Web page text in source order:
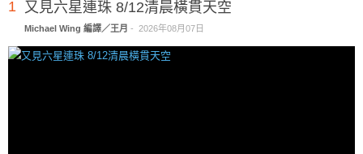
1 又見六星連珠 8/12清晨橫貫天空
Michael Wing 編譯／王月 - 2026年08月07日